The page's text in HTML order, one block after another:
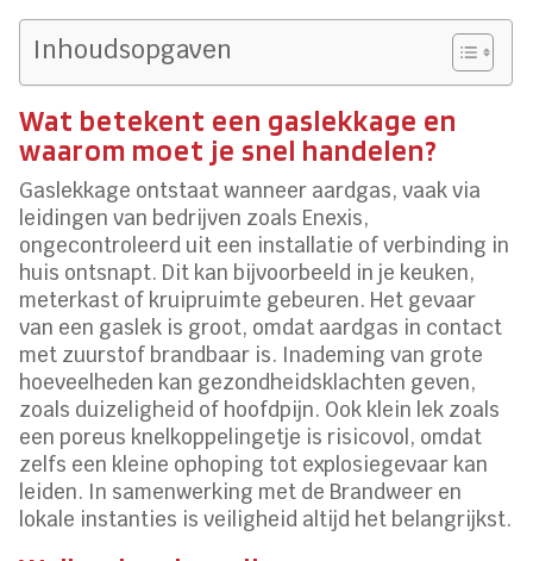
Inhoudsopgaven
Wat betekent een gaslekkage en
waarom moet je snel handelen?
Gaslekkage ontstaat wanneer aardgas, vaak via
leidingen van bedrijven zoals Enexis,
ongecontroleerd uit een installatie of verbinding in
huis ontsnapt. Dit kan bijvoorbeeld in je keuken,
meterkast of kruipruimte gebeuren. Het gevaar
van een gaslek is groot, omdat aardgas in contact
met zuurstof brandbaar is. Inademing van grote
hoeveelheden kan gezondheidsklachten geven,
zoals duizeligheid of hoofdpijn. Ook klein lek zoals
een poreus knelkoppelingetje is risicovol, omdat
zelfs een kleine ophoping tot explosiegevaar kan
leiden. In samenwerking met de Brandweer en
lokale instanties is veiligheid altijd het belangrijkst.